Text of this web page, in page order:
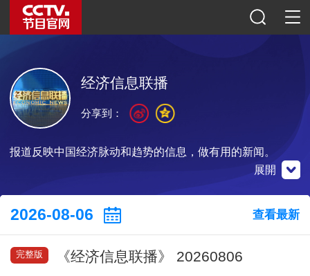
经济信息联播
报道反映中国经济脉动和趋势的信息，做有用的新闻。
央視財經 微信公眾號
展開
分享到：
2026-08-06 查看最新
完整版 《经济信息联播》 20260806